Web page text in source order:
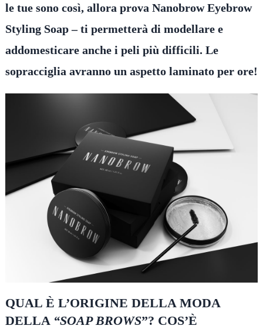
le tue sono così, allora prova Nanobrow Eyebrow
Styling Soap – ti permetterà di modellare e
addomesticare anche i peli più difficili. Le
sopracciglia avranno un aspetto laminato per ore!
QUAL È L’ORIGINE DELLA MODA
DELLA “SOAP BROWS”? COS’È